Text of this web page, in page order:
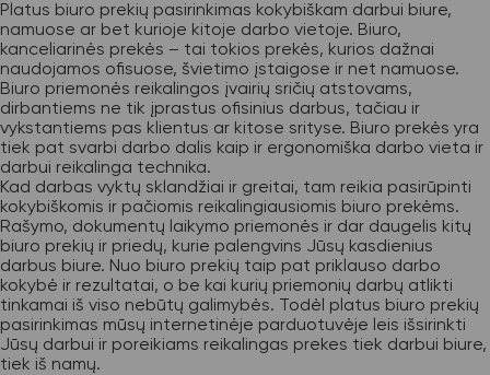
Platus biuro prekių pasirinkimas kokybiškam darbui biure,
namuose ar bet kurioje kitoje darbo vietoje. Biuro,
kanceliarinės prekės – tai tokios prekės, kurios dažnai
naudojamos ofisuose, švietimo įstaigose ir net namuose.
Biuro priemonės reikalingos įvairių sričių atstovams,
dirbantiems ne tik įprastus ofisinius darbus, tačiau ir
vykstantiems pas klientus ar kitose srityse. Biuro prekės yra
tiek pat svarbi darbo dalis kaip ir ergonomiška darbo vieta ir
darbui reikalinga technika.
Kad darbas vyktų sklandžiai ir greitai, tam reikia pasirūpinti
kokybiškomis ir pačiomis reikalingiausiomis biuro prekėms.
Rašymo, dokumentų laikymo priemonės ir dar daugelis kitų
biuro prekių ir priedų, kurie palengvins Jūsų kasdienius
darbus biure. Nuo biuro prekių taip pat priklauso darbo
kokybė ir rezultatai, o be kai kurių priemonių darbų atlikti
tinkamai iš viso nebūtų galimybės. Todėl platus biuro prekių
pasirinkimas mūsų internetinėje parduotuvėje leis išsirinkti
Jūsų darbui ir poreikiams reikalingas prekes tiek darbui biure,
tiek iš namų.